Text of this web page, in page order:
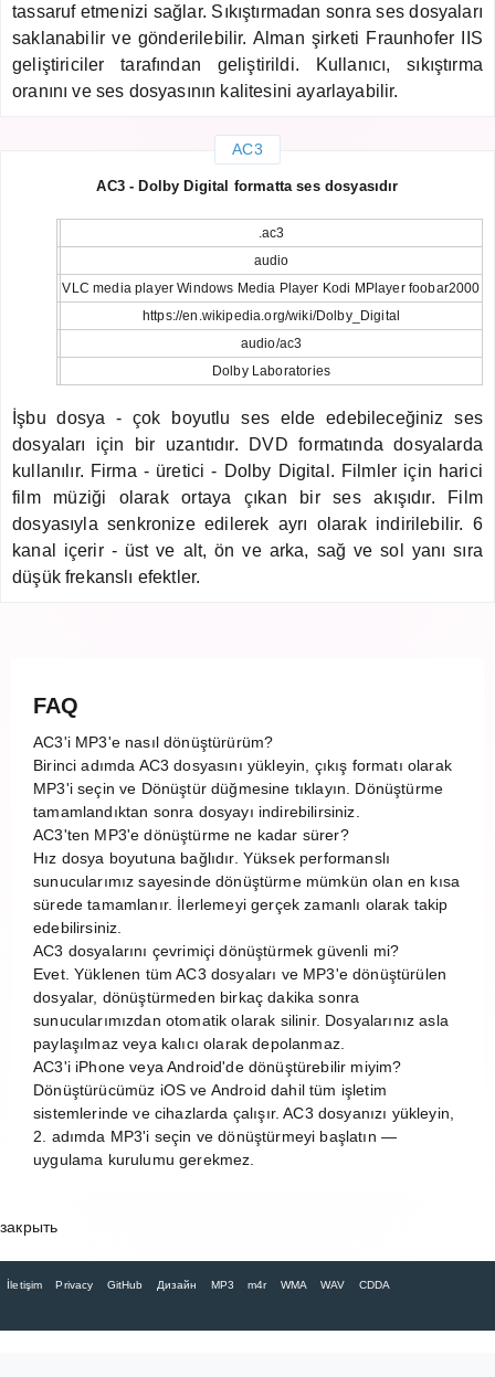
tassaruf etmenizi sağlar. Sıkıştırmadan sonra ses dosyaları
saklanabilir ve gönderilebilir. Alman şirketi Fraunhofer IIS
geliştiriciler tarafından geliştirildi. Kullanıcı, sıkıştırma
oranını ve ses dosyasının kalitesini ayarlayabilir.
AC3
AC3 - Dolby Digital formatta ses dosyasıdır
.ac3
audio
VLC media player Windows Media Player Kodi MPlayer foobar2000
https://en.wikipedia.org/wiki/Dolby_Digital
audio/ac3
Dolby Laboratories
İşbu dosya - çok boyutlu ses elde edebileceğiniz ses
dosyaları için bir uzantıdır. DVD formatında dosyalarda
kullanılır. Firma - üretici - Dolby Digital. Filmler için harici
film müziği olarak ortaya çıkan bir ses akışıdır. Film
dosyasıyla senkronize edilerek ayrı olarak indirilebilir. 6
kanal içerir - üst ve alt, ön ve arka, sağ ve sol yanı sıra
düşük frekanslı efektler.
FAQ
AC3'i MP3'e nasıl dönüştürürüm?
Birinci adımda AC3 dosyasını yükleyin, çıkış formatı olarak
MP3'i seçin ve Dönüştür düğmesine tıklayın. Dönüştürme
tamamlandıktan sonra dosyayı indirebilirsiniz.
AC3'ten MP3'e dönüştürme ne kadar sürer?
Hız dosya boyutuna bağlıdır. Yüksek performanslı
sunucularımız sayesinde dönüştürme mümkün olan en kısa
sürede tamamlanır. İlerlemeyi gerçek zamanlı olarak takip
edebilirsiniz.
AC3 dosyalarını çevrimiçi dönüştürmek güvenli mi?
Evet. Yüklenen tüm AC3 dosyaları ve MP3'e dönüştürülen
dosyalar, dönüştürmeden birkaç dakika sonra
sunucularımızdan otomatik olarak silinir. Dosyalarınız asla
paylaşılmaz veya kalıcı olarak depolanmaz.
AC3'i iPhone veya Android'de dönüştürebilir miyim?
Dönüştürücümüz iOS ve Android dahil tüm işletim
sistemlerinde ve cihazlarda çalışır. AC3 dosyanızı yükleyin,
2. adımda MP3'i seçin ve dönüştürmeyi başlatın —
uygulama kurulumu gerekmez.
закрыть
İletişim Privacy GitHub Дизайн MP3 m4r WMA WAV CDDA